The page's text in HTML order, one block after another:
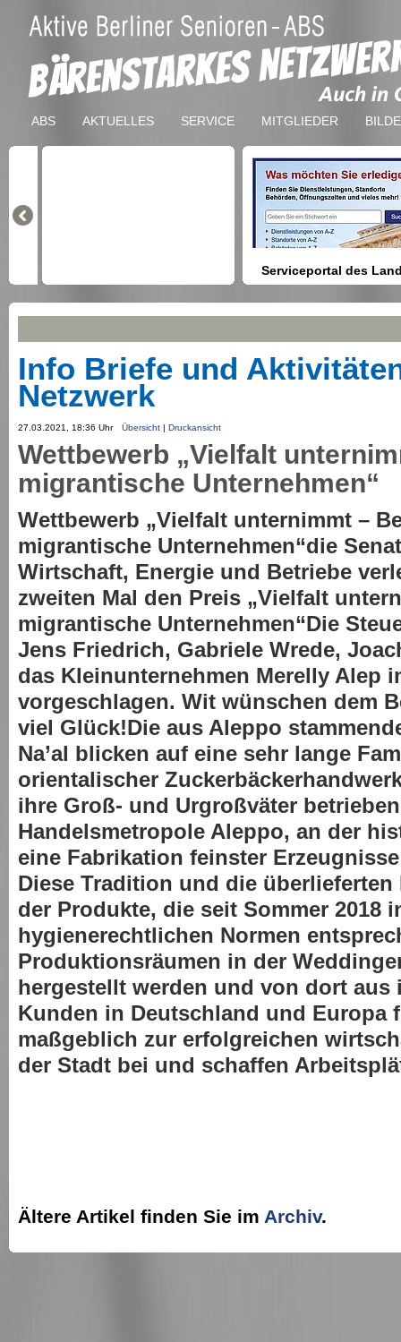
ABS AKTUELLES SERVICE MITGLIEDER
Serviceportal des
Berlin
Anmeldung bei Ämtern usw.
Info Briefe und
Netzwerk
27.03.2021, 18:36 Uhr Übersicht | Druckansicht
Wettbewerb „Vielfalt
migrantische Unternehmen“
Wettbewerb „Vielfalt unternimmt –
migrantische Unternehmen“die
Wirtschaft, Energie und Betriebe
zweiten Mal den Preis „Vielfalt
migrantische Unternehmen“Die
Jens Friedrich, Gabriele Wrede,
das Kleinunternehmen Merelly Alep
vorgeschlagen. Wit wünschen dem
viel Glück!Die aus Aleppo
Na’al blicken auf eine sehr lange
orientalischer
ihre Groß- und Urgroßväter
Handelsmetropole Aleppo, an der
eine Fabrikation feinster
Diese Tradition und die überlieferten
der Produkte, die seit Sommer 2018
hygienerechtlichen Normen
Produktionsräumen in der
hergestellt werden und von dort aus
Kunden in Deutschland und Europa
maßgeblich zur erfolgreichen
der Stadt bei und schaffen
Ältere Artikel finden Sie im Archiv.